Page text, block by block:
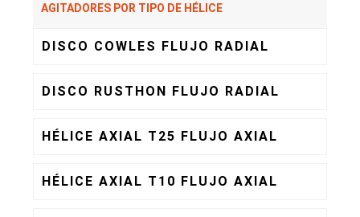
AGITADORES POR TIPO DE HÉLICE
DISCO COWLES FLUJO RADIAL
DISCO RUSTHON FLUJO RADIAL
HÉLICE AXIAL T25 FLUJO AXIAL
HÉLICE AXIAL T10 FLUJO AXIAL